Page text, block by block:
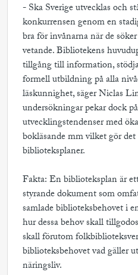
- Ska Sverige utvecklas och
konkurrensen genom en
bra för invånarna när de
vetande. Bibliotekens
tillgång till information,
formell utbildning på alla
läskunnighet, säger Niclas
undersökningar pekar dock
utvecklingstendenser med
bokläsande mm vilket gör
biblioteksplaner.
Fakta: En biblioteksplan är
styrande dokument som
samlade biblioteksbehovet i
hur dessa behov skall
skall förutom
biblioteksbehovet vad gäller
näringsliv.